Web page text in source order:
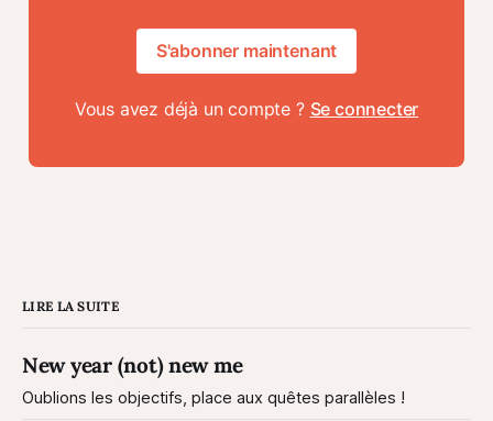
S'abonner maintenant
Vous avez déjà un compte ? Se connecter
LIRE LA SUITE
New year (not) new me
Oublions les objectifs, place aux quêtes parallèles !